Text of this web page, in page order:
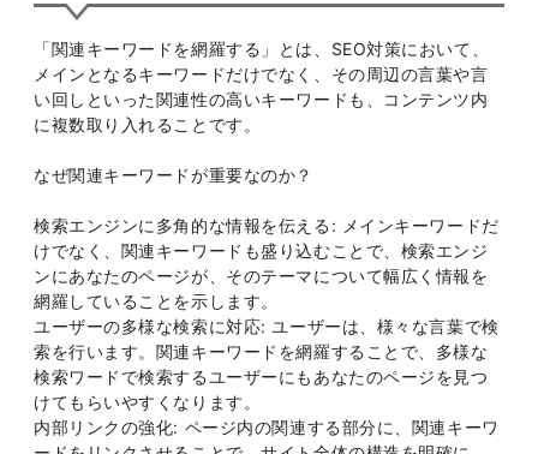
「関連キーワードを網羅する」とは、SEO対策において、
メインとなるキーワードだけでなく、その周辺の言葉や言
い回しといった関連性の高いキーワードも、コンテンツ内
に複数取り入れることです。
なぜ関連キーワードが重要なのか？
検索エンジンに多角的な情報を伝える: メインキーワードだ
けでなく、関連キーワードも盛り込むことで、検索エンジ
ンにあなたのページが、そのテーマについて幅広く情報を
網羅していることを示します。
ユーザーの多様な検索に対応: ユーザーは、様々な言葉で検
索を行います。関連キーワードを網羅することで、多様な
検索ワードで検索するユーザーにもあなたのページを見つ
けてもらいやすくなります。
内部リンクの強化: ページ内の関連する部分に、関連キーワ